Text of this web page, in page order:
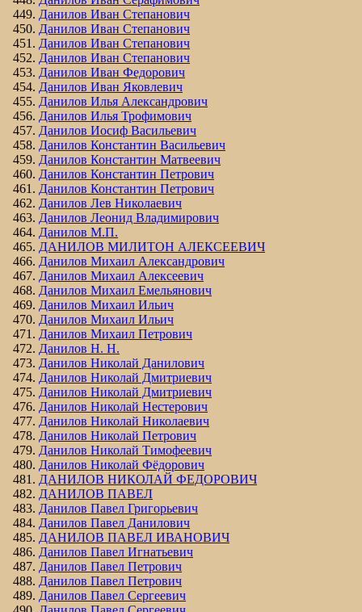
Данилов Иван Степанович
Данилов Иван Степанович
Данилов Иван Степанович
Данилов Иван Степанович
Данилов Иван Федорович
Данилов Иван Яковлевич
Данилов Илья Александрович
Данилов Илья Трофимович
Данилов Иосиф Васильевич
Данилов Константин Васильевич
Данилов Константин Матвеевич
Данилов Константин Петрович
Данилов Константин Петрович
Данилов Лев Николаевич
Данилов Леонид Владимирович
Данилов М.П.
ДАНИЛОВ МИЛИТОН АЛЕКСЕЕВИЧ
Данилов Михаил Александрович
Данилов Михаил Алексеевич
Данилов Михаил Емельянович
Данилов Михаил Ильич
Данилов Михаил Ильич
Данилов Михаил Петрович
Данилов Н. Н.
Данилов Николай Данилович
Данилов Николай Дмитриевич
Данилов Николай Дмитриевич
Данилов Николай Нестерович
Данилов Николай Николаевич
Данилов Николай Петрович
Данилов Николай Тимофеевич
Данилов Николай Фёдорович
ДАНИЛОВ НИКОЛАЙ ФЕДОРОВИЧ
ДАНИЛОВ ПАВЕЛ
Данилов Павел Григорьевич
Данилов Павел Данилович
ДАНИЛОВ ПАВЕЛ ИВАНОВИЧ
Данилов Павел Игнатьевич
Данилов Павел Петрович
Данилов Павел Петрович
Данилов Павел Сергеевич